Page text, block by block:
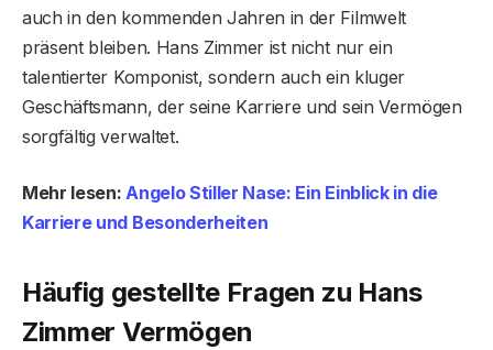
auch in den kommenden Jahren in der Filmwelt
präsent bleiben. Hans Zimmer ist nicht nur ein
talentierter Komponist, sondern auch ein kluger
Geschäftsmann, der seine Karriere und sein Vermögen
sorgfältig verwaltet.
Mehr lesen: Angelo Stiller Nase: Ein Einblick in die
Karriere und Besonderheiten
Häufig gestellte Fragen zu Hans
Zimmer Vermögen